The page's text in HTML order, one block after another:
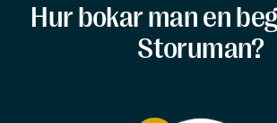
Hur bokar man en
Storuman?